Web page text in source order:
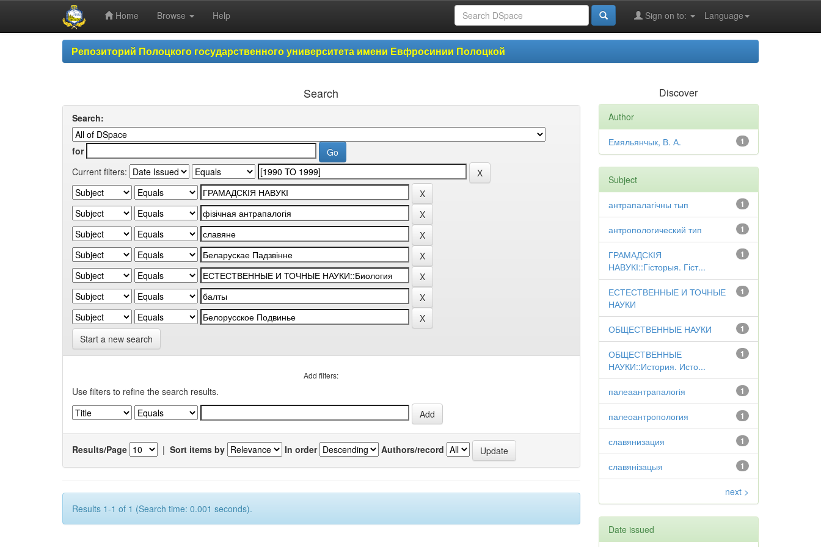
Home Browse Help Language
Sign on to:
Репозиторий Полоцкого государственного университета имени Евфросинии Полоцкой
Search
Search:
for
Current filters:
Start a new search
Add filters:
Use filters to refine the search results.
Results/Page | Sort items by In order Authors/record
Results 1-1 of 1 (Search time: 0.001 seconds).
Discover
Author
1
Емяльянчык, В. А.
Subject
1
антрапалагічны тып
1
антропологический тип
1
ГРАМАДСКІЯ
НАВУКІ::Гісторыя. Гіст...
1
ЕСТЕСТВЕННЫЕ И ТОЧНЫЕ
НАУКИ
1
ОБЩЕСТВЕННЫЕ НАУКИ
1
ОБЩЕСТВЕННЫЕ
НАУКИ::История. Исто...
1
палеаантрапалогія
1
палеоантропология
1
славянизация
1
славянізацыя
next >
Date issued